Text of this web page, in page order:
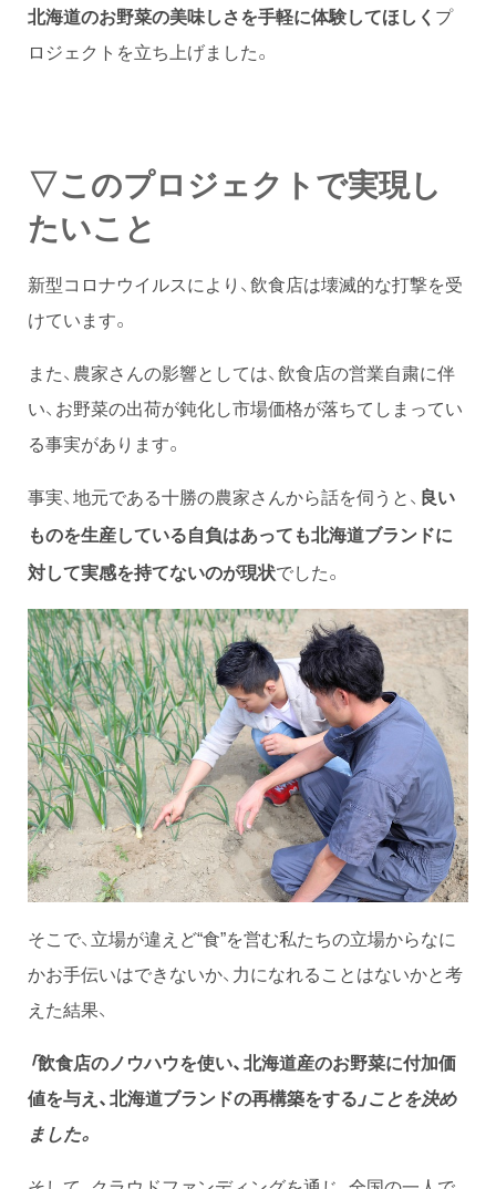
北海道のお野菜の美味しさを手軽に体験してほしく プ
ロジェクトを立ち上げました。
▽このプロジェクトで実現し
たいこと
新型コロナウイルスにより、飲食店は壊滅的な打撃を受
けています。
また、農家さんの影響としては、飲食店の営業自粛に伴
い、お野菜の出荷が鈍化し市場価格が落ちてしまってい
る事実があります。
事実、地元である十勝の農家さんから話を伺うと、 良い
ものを生産している自負はあっても北海道ブランドに
対して実感を持てないのが現状でした。
そこで、立場が違えど“食”を営む私たちの立場からなに
かお手伝いはできないか、力になれることはないかと考
えた結果、
「飲食店のノウハウを使い、北海道産のお野菜に付加価
値を与え、北海道ブランドの再構築をする」ことを決め
ました。